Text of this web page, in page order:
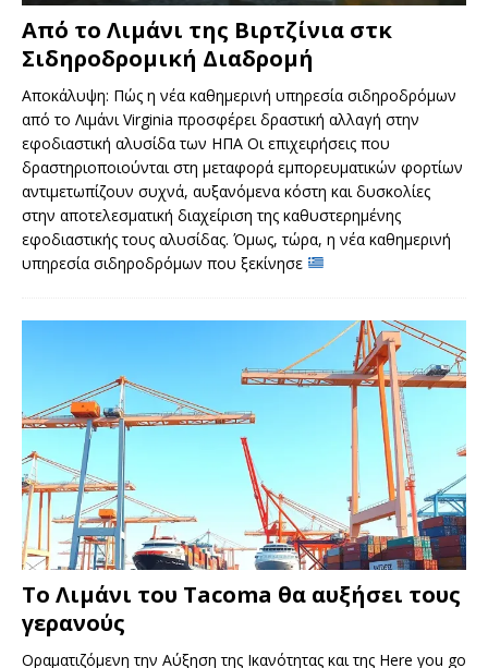
Από το Λιμάνι της Βιρτζίνια στκ
Σιδηροδρομική Διαδρομή
Αποκάλυψη: Πώς η νέα καθημερινή υπηρεσία σιδηροδρόμων
από το Λιμάνι Virginia προσφέρει δραστική αλλαγή στην
εφοδιαστική αλυσίδα των ΗΠΑ Οι επιχειρήσεις που
δραστηριοποιούνται στη μεταφορά εμπορευματικών φορτίων
αντιμετωπίζουν συχνά, αυξανόμενα κόστη και δυσκολίες
στην αποτελεσματική διαχείριση της καθυστερημένης
εφοδιαστικής τους αλυσίδας. Όμως, τώρα, η νέα καθημερινή
υπηρεσία σιδηροδρόμων που ξεκίνησε
Το Λιμάνι του Tacoma θα αυξήσει τους
γερανούς
Οραματιζόμενη την Αύξηση της Ικανότητας και της Here you go